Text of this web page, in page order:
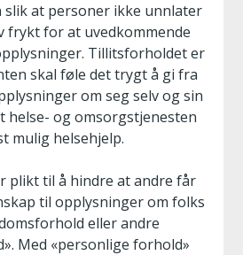
at personer ikke unnlater
frykt for at uvedkommende
Tillitsforholdet er
skal føle det trygt å gi fra
om seg selv og sin
helse- og omsorgstjenesten
mulig helsehjelp.
plikt til å hindre at andre får
til opplysninger om folks
eller andre
Med «personlige forhold»